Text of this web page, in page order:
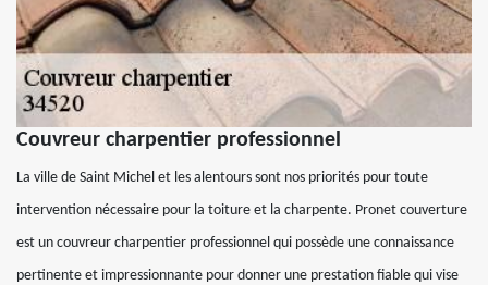
Couvreur charpentier professionnel
La ville de Saint Michel et les alentours sont nos priorités pour toute
intervention nécessaire pour la toiture et la charpente. Pronet couverture
est un couvreur charpentier professionnel qui possède une connaissance
pertinente et impressionnante pour donner une prestation fiable qui vise